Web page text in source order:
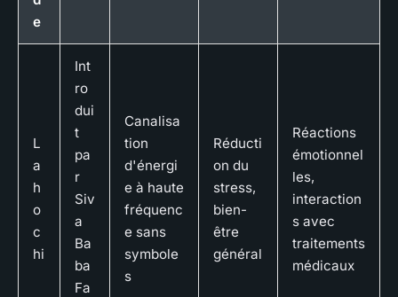
e
L
a
h
o
c
hi
Int
ro
dui
t
pa
r
Siv
a
Ba
ba
Fa
Canalisa
tion
d'énergi
e à haute
fréquenc
e sans
symbole
s
Réducti
on du
stress,
bien-
être
général
Réactions
émotionnel
les,
interaction
s avec
traitements
médicaux